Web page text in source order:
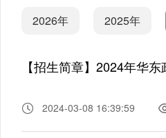
2026年 2025年
【招生简章】2024年华
2024-03-08 16:39:59